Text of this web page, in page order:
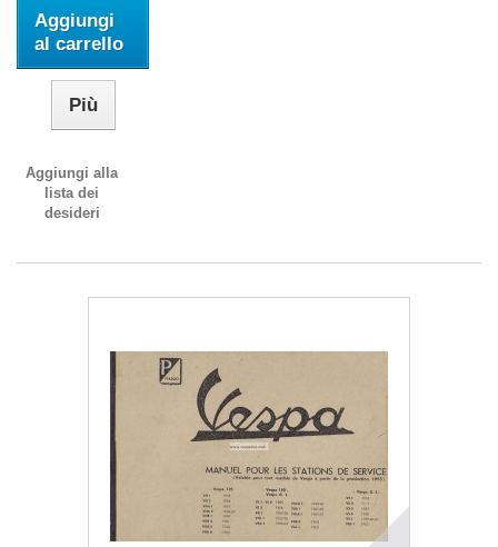
Aggiungi
al carrello
Più
Aggiungi alla
lista dei
desideri